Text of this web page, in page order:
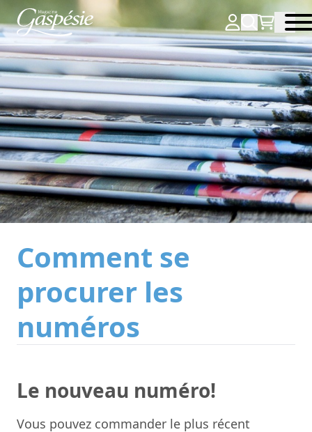
Comment se
procurer les
numéros
Le nouveau numéro!
Vous pouvez commander le plus récent